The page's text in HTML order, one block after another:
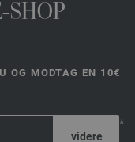
SHOP
OG MODTAG EN 10€
*